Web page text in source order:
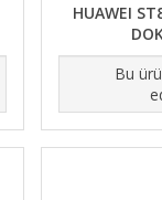
HUAWEI
Bu